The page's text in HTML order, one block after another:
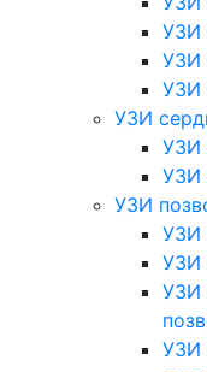
УЗИ
УЗИ
УЗИ
УЗИ
УЗИ
УЗИ
УЗИ
УЗИ
УЗИ
УЗИ
УЗИ